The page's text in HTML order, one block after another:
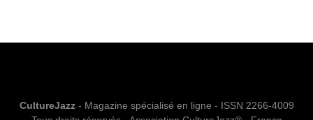
CultureJazz- Magazine spécialisé en ligne - ISSN 2266-4009